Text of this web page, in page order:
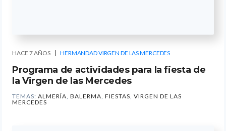
HACE 7 AÑOS HERMANDAD VIRGEN DE LAS MERCEDES
Programa de actividades para la fiesta de
la Virgen de las Mercedes
TEMAS: ALMERÍA, BALERMA, FIESTAS, VIRGEN DE LAS
MERCEDES